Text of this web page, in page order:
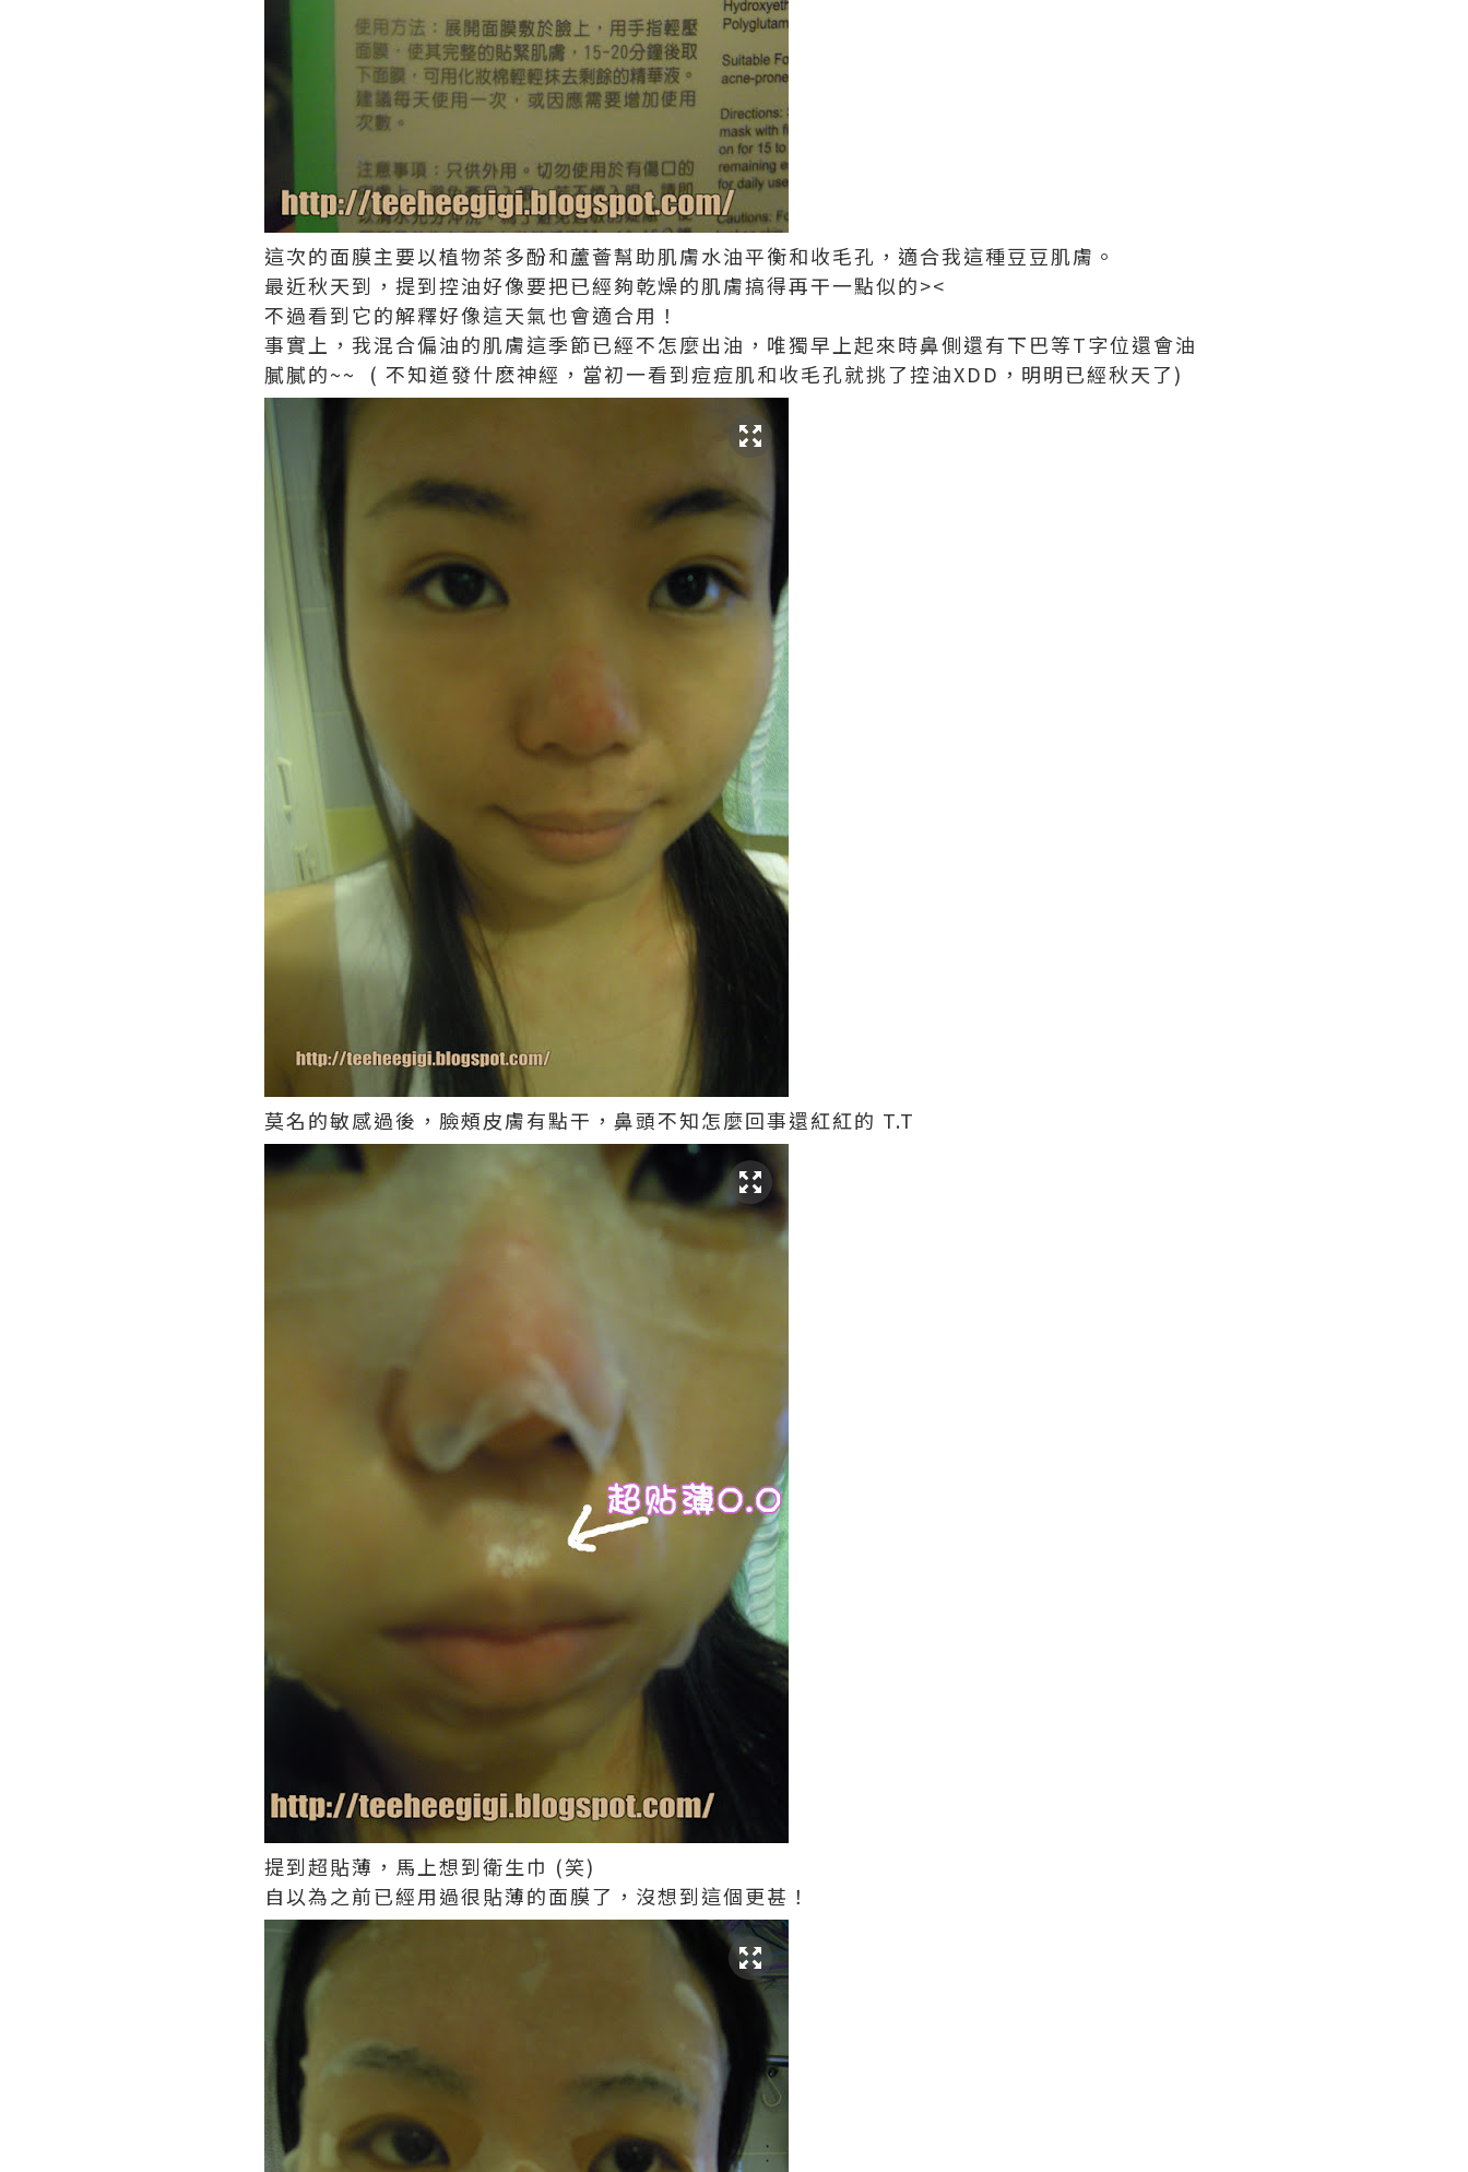
這次的面膜主要以植物茶多酚和蘆薈幫助肌膚水油平衡和收毛孔，適合我這種豆豆肌膚。
最近秋天到，提到控油好像要把已經夠乾燥的肌膚搞得再干一點似的><
不過看到它的解釋好像這天氣也會適合用！
事實上，我混合偏油的肌膚這季節已經不怎麼出油，唯獨早上起來時鼻側還有下巴等T字位還會油
膩膩的~~ ( 不知道發什麽神經，當初一看到痘痘肌和收毛孔就挑了控油XDD，明明已經秋天了)
莫名的敏感過後，臉頰皮膚有點干，鼻頭不知怎麼回事還紅紅的 T.T
提到超貼薄，馬上想到衛生巾 (笑)
自以為之前已經用過很貼薄的面膜了，沒想到這個更甚！